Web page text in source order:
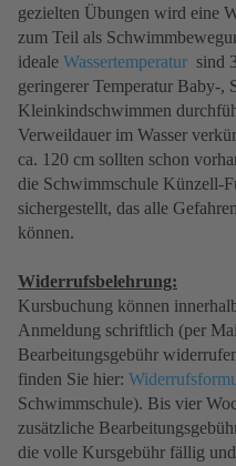
gezielten Übungen wird eine
zum Teil als
ideale Wassertemperatur sind
geringerer Temperatur Baby-,
Kleinkindschwimmen
Verweildauer im Wasser
ca. 120 cm sollten schon
die Schwimmschule Künzell-
sichergestellt, das alle
können.
Widerrufsbelehrung:
Kursbuchung können
Anmeldung schriftlich (per
Bearbeitungsgebühr
finden Sie hier:
Schwimmschule). Bis vier
zusätzliche
die volle Kursgebühr fällig